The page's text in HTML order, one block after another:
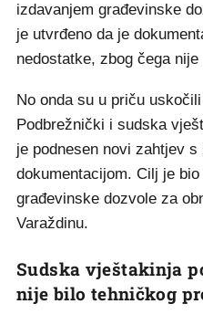
izdavanjem građevinske
je utvrđeno da je
nedostatke, zbog čega
No onda su u priču
Podbrežnički i sudska
je podnesen novi zahtjev s
dokumentacijom. Cilj je
građevinske dozvole za
Varaždinu.
Sudska vještakinja
nije bilo tehničkog